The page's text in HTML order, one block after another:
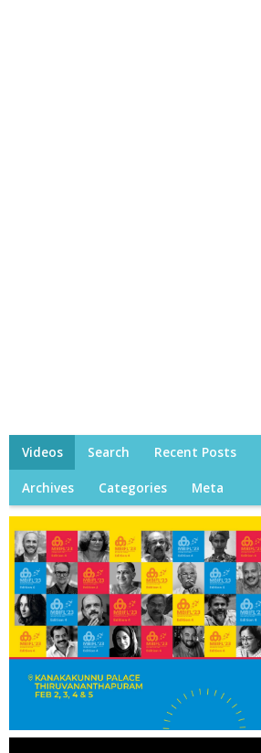
Videos Search Recent Posts
Archives Categories Meta